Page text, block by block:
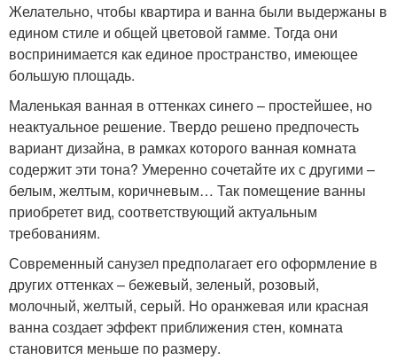
Желательно, чтобы квартира и ванна были выдержаны в
едином стиле и общей цветовой гамме. Тогда они
воспринимается как единое пространство, имеющее
большую площадь.
Маленькая ванная в оттенках синего – простейшее, но
неактуальное решение. Твердо решено предпочесть
вариант дизайна, в рамках которого ванная комната
содержит эти тона? Умеренно сочетайте их с другими –
белым, желтым, коричневым… Так помещение ванны
приобретет вид, соответствующий актуальным
требованиям.
Современный санузел предполагает его оформление в
других оттенках – бежевый, зеленый, розовый,
молочный, желтый, серый. Но оранжевая или красная
ванна создает эффект приближения стен, комната
становится меньше по размеру.